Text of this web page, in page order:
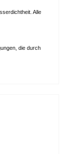
Alle
die durch